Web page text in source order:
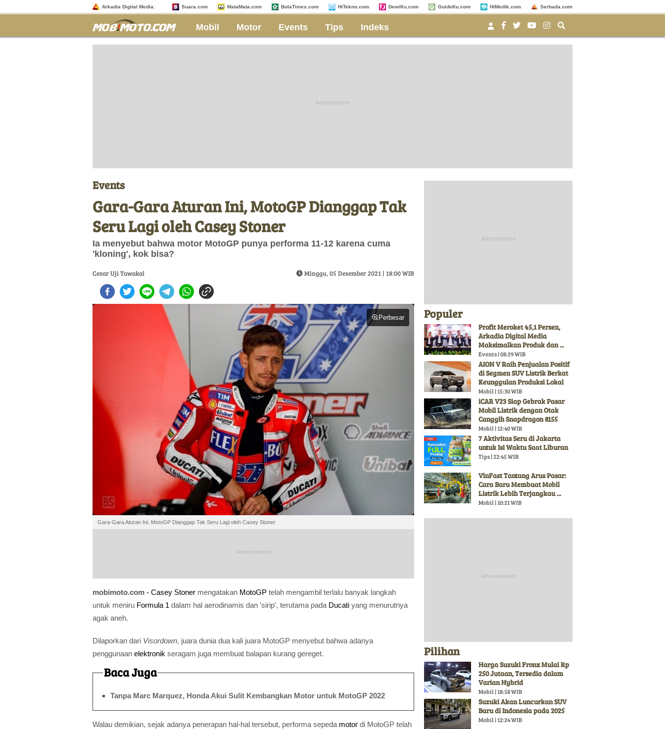
Arkadia Digital Media: Suara.com MataMata.com BolaTimes.com HiTekno.com DewiKu.com GuideKu.com HiMedik.com Serbada.com
Mobil Motor Events Tips Indeks
Events
Gara-Gara Aturan Ini, MotoGP Dianggap Tak
Seru Lagi oleh Casey Stoner
Ia menyebut bahwa motor MotoGP punya performa 11-12 karena cuma
'kloning', kok bisa?
Cesar Uji Tawakal Minggu, 05 Desember 2021 | 18:00 WIB
Perbesar
Gara-Gara Aturan Ini, MotoGP Dianggap Tak Seru Lagi oleh Casey Stoner
mobimoto.com - Casey Stoner mengatakan MotoGP telah mengambil terlalu banyak langkah
untuk meniru Formula 1 dalam hal aerodinamis dan 'sirip', terutama pada Ducati yang menurutnya
agak aneh.
Dilaporkan dari Visordown, juara dunia dua kali juara MotoGP menyebut bahwa adanya
penggunaan elektronik seragam juga membuat balapan kurang gereget.
Baca Juga
Tanpa Marc Marquez, Honda Akui Sulit Kembangkan Motor untuk MotoGP 2022
Walau demikian, sejak adanya penerapan hal-hal tersebut, performa sepeda motor di MotoGP telah
Populer
Profit Meroket 45,1 Persen,
Arkadia Digital Media
Maksimalkan Produk dan ...
Events | 08:29 WIB
AION V Raih Penjualan Positif
di Segmen SUV Listrik Berkat
Keunggulan Produksi Lokal
Mobil | 15:30 WIB
iCAR V23 Siap Gebrak Pasar
Mobil Listrik dengan Otak
Canggih Snapdragon 8155
Mobil | 12:40 WIB
7 Aktivitas Seru di Jakarta
untuk Isi Waktu Saat Liburan
Tips | 22:45 WIB
VinFast Tantang Arus Pasar:
Cara Baru Membuat Mobil
Listrik Lebih Terjangkau ...
Mobil | 10:21 WIB
Pilihan
Harga Suzuki Fronx Mulai Rp
250 Jutaan, Tersedia dalam
Varian Hybrid
Mobil | 18:58 WIB
Suzuki Akan Luncurkan SUV
Baru di Indonesia pada 2025
Mobil | 12:24 WIB